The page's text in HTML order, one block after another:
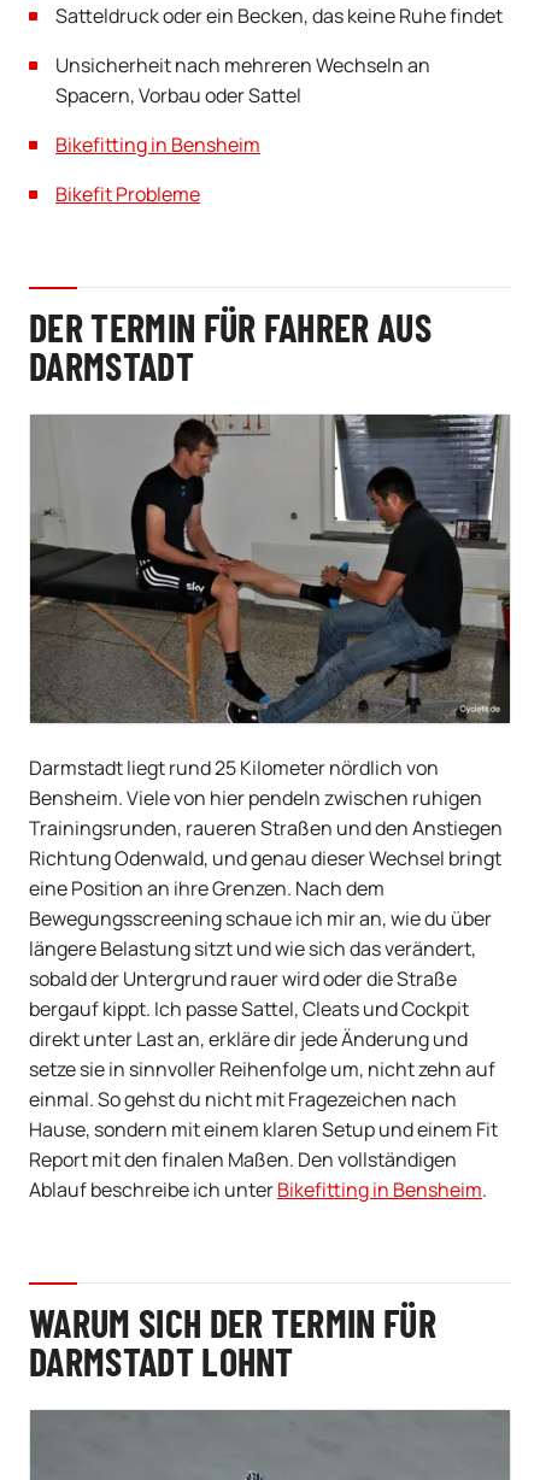
Satteldruck oder ein Becken, das keine Ruhe findet
Unsicherheit nach mehreren Wechseln an
Spacern, Vorbau oder Sattel
Bikefitting in Bensheim
Bikefit Probleme
DER TERMIN FÜR FAHRER AUS
DARMSTADT
Darmstadt liegt rund 25 Kilometer nördlich von
Bensheim. Viele von hier pendeln zwischen ruhigen
Trainingsrunden, raueren Straßen und den Anstiegen
Richtung Odenwald, und genau dieser Wechsel bringt
eine Position an ihre Grenzen. Nach dem
Bewegungsscreening schaue ich mir an, wie du über
längere Belastung sitzt und wie sich das verändert,
sobald der Untergrund rauer wird oder die Straße
bergauf kippt. Ich passe Sattel, Cleats und Cockpit
direkt unter Last an, erkläre dir jede Änderung und
setze sie in sinnvoller Reihenfolge um, nicht zehn auf
einmal. So gehst du nicht mit Fragezeichen nach
Hause, sondern mit einem klaren Setup und einem Fit
Report mit den finalen Maßen. Den vollständigen
Ablauf beschreibe ich unterBikefitting in Bensheim.
WARUM SICH DER TERMIN FÜR
DARMSTADT LOHNT